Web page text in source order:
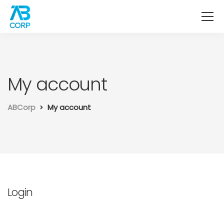
My account
ABCorp My account
Login